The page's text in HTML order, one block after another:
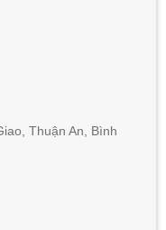
Thuận An, Bình